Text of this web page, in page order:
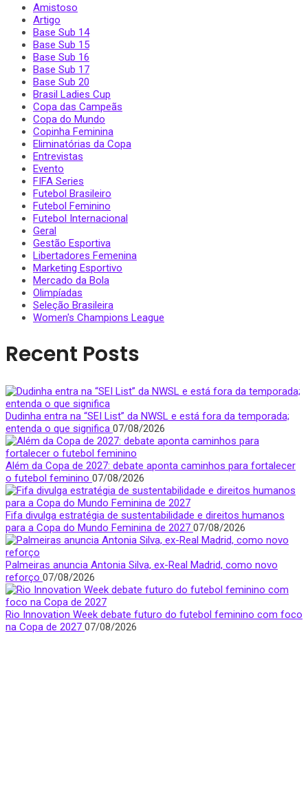
Amistoso
Artigo
Base Sub 14
Base Sub 15
Base Sub 16
Base Sub 17
Base Sub 20
Brasil Ladies Cup
Copa das Campeãs
Copa do Mundo
Copinha Feminina
Eliminatórias da Copa
Entrevistas
Evento
FIFA Series
Futebol Brasileiro
Futebol Feminino
Futebol Internacional
Geral
Gestão Esportiva
Libertadores Femenina
Marketing Esportivo
Mercado da Bola
Olimpíadas
Seleção Brasileira
Women's Champions League
Recent Posts
Dudinha entra na “SEI List” da NWSL e está fora da temporada;
entenda o que significa 07/08/2026
Além da Copa de 2027: debate aponta caminhos para fortalecer
o futebol feminino 07/08/2026
Fifa divulga estratégia de sustentabilidade e direitos humanos
para a Copa do Mundo Feminina de 2027 07/08/2026
Palmeiras anuncia Antonia Silva, ex-Real Madrid, como novo
reforço 07/08/2026
Rio Innovation Week debate futuro do futebol feminino com foco
na Copa de 2027 07/08/2026